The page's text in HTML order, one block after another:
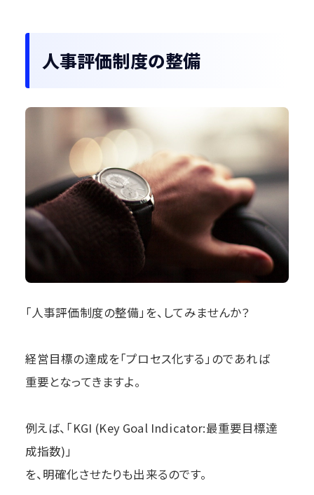
人事評価制度の整備
「人事評価制度の整備」を、してみませんか？
経営目標の達成を「プロセス化する」のであれば
重要となってきますよ。
例えば、「KGI (Key Goal Indicator:最重要目標達
成指数)」
を、明確化させたりも出来るのです。